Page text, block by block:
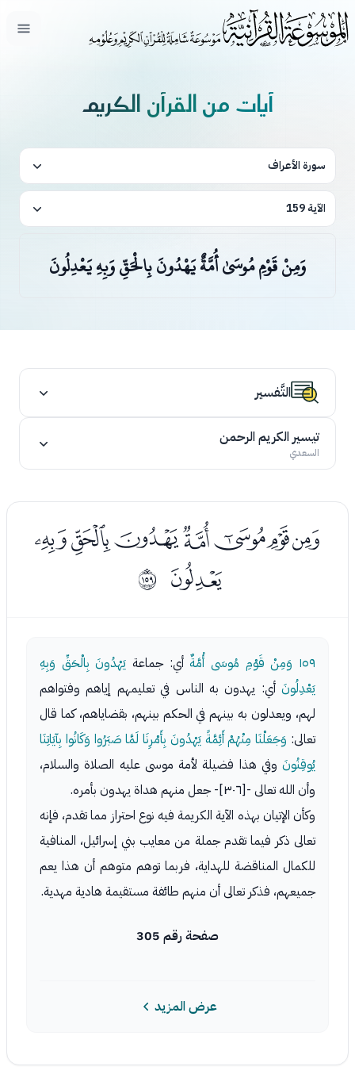
فتح
آيات من القرآن الكريم
سورة الأعراف
الآية 159
وَمِنْ قَوْمِ مُوسَىٰ أُمَّةٌ يَهْدُونَ بِالْحَقِّ وَبِهِ يَعْدِلُونَ
التَّفسير
تيسير الكريم الرحمن
السعدي
ﯤﯥﯦﯧﯨﯩﯪ
ﯫ ﲞ
١٥٩ وَمِنْ قَوْمِ مُوسَى أُمَّةٌ أي: جماعة يَهْدُونَ بِالْحَقِّ وَبِهِ
يَعْدِلُونَ أي: يهدون به الناس في تعليمهم إياهم وفتواهم
لهم، ويعدلون به بينهم في الحكم بينهم، بقضاياهم، كما قال
تعالى: وَجَعَلْنَا مِنْهُمْ أَئِمَّةً يَهْدُونَ بِأَمْرِنَا لَمَّا صَبَرُوا وَكَانُوا بِآيَاتِنَا
يُوقِنُونَ وفي هذا فضيلة لأمة موسى عليه الصلاة والسلام،
وأن الله تعالى -[٣٠٦]- جعل منهم هداة يهدون بأمره.
وكأن الإتيان بهذه الآية الكريمة فيه نوع احتراز مما تقدم، فإنه
تعالى ذكر فيما تقدم جملة من معايب بني إسرائيل، المنافية
للكمال المناقضة للهداية، فربما توهم متوهم أن هذا يعم
جميعهم، فذكر تعالى أن منهم طائفة مستقيمة هادية مهدية.
صفحة رقم 305
عرض المزيد